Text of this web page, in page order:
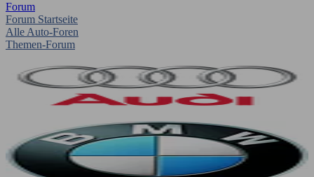
Forum
Forum Startseite
Alle Auto-Foren
Themen-Forum